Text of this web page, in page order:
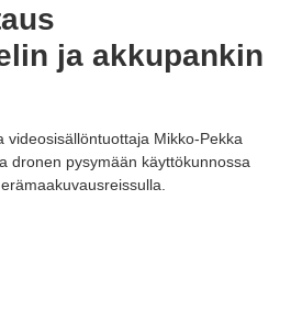
ja akkupankin
videosisällöntuottaja Mikko-Pekka
dronen pysymään käyttökunnossa